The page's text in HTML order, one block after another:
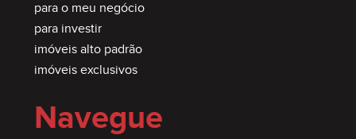
para o meu negócio
para investir
imóveis alto padrão
imóveis exclusivos
Navegue